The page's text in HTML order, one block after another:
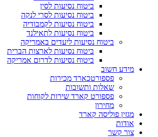
ביטוח נסיעות לסין
ביטוח נסיעות לסרי לנקה
ביטוח נסיעות לקמבודיה
ביטוח נסיעות לתאילנד
ביטוח נסיעות ליעדים באמריקה
ביטוח נסיעות לארצות הברית
ביטוח נסיעות לדרום אמריקה
מידע חשוב
פספורטכארד מכירות
שאלות ותשובות
פספורט קארד שירות לקוחות
מחירון
מגזין פוליסה קארד
אודות
צור קשר